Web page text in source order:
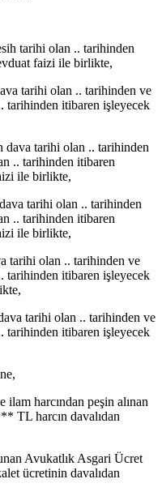
tarihi olan .. tarihinden
faizi ile birlikte,
tarihi olan .. tarihinden ve
tarihinden itibaren işleyecek
dava tarihi olan .. tarihinden
.. tarihinden itibaren
ile birlikte,
tarihi olan .. tarihinden
.. tarihinden itibaren
ile birlikte,
tarihi olan .. tarihinden ve
tarihinden itibaren işleyecek
tarihi olan .. tarihinden ve
tarihinden itibaren işleyecek
harcından peşin alınan
TL harcın davalıdan
Avukatlık Asgari Ücret
ücretinin davalıdan